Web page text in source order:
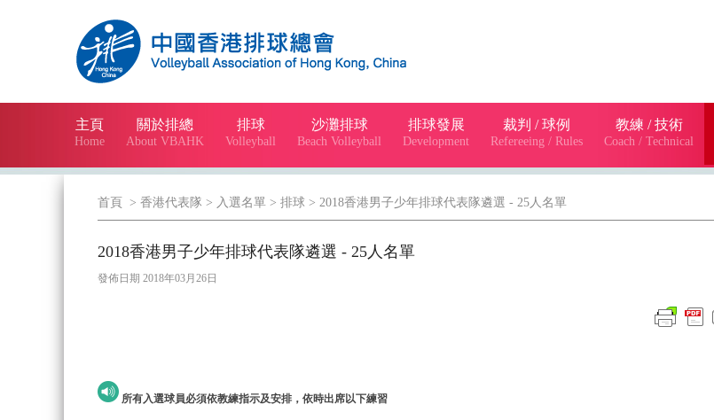
主頁
Home
關於排總
About VBAHK
排球
Volleyball
沙灘排球
Beach Volleyball
排球發展
Development
裁判 / 球例
Refereeing / Rules
教練 / 技術
Coach / Technical
首頁 > 香港代表隊 > 入選名單 > 排球 > 2018香港男子少年排球代表隊遴選 - 25人名單
2018香港男子少年排球代表隊遴選 - 25人名單
發佈日期 2018年03月26日
所有入選球員必須依教練指示及安排，依時出席以下練習